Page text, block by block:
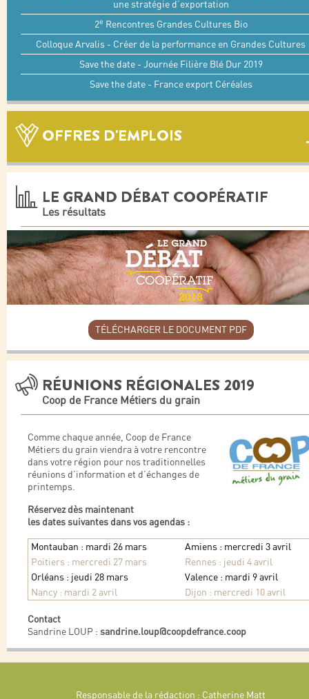
une stratégie d’exportation
2e Rencontres Grandes Cultures Bio
Colloque Arvalis - Créer de la performance en Grandes Cultures
Save the date - Journée Filière Blé Dur 2019
Save the date - France export Céréales
OFFRES D'EMPLOIS
LE GRAND DÉBAT COOPÉRATIF
Les résultats
TÉLÉCHARGER LE DOCUMENT PDF
RÉUNIONS RÉGIONALES 2019
Coop de France Métiers du grain
Comme chaque année, Coop de France
Métiers du grain viendra à votre rencontre
dans votre région pour nos traditionnelles
réunions d’information et d’échanges de
printemps.
Réservez dès maintenant
les dates suivantes dans vos agendas :
Montauban : mardi 26 mars
Amiens : mercredi 3 avril
Poitiers : mercredi 27 mars
Rennes : jeudi 4 avril
Orléans : jeudi 28 mars
Valence : mardi 9 avril
Nancy : mardi 2 avril
Dijon : mercredi 10 avril
Contact
Sandrine LOUP : sandrine.loup@coopdefrance.coop
Responsable de la rédaction : Catherine Matt